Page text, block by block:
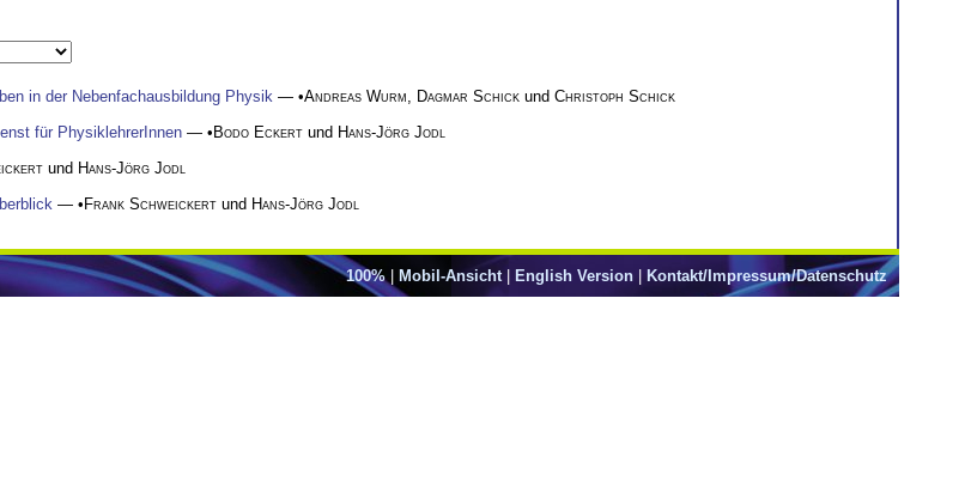
in der Nebenfachausbildung Physik — •Andreas Wurm Dagmar Schick und Christoph Schick
für PhysiklehrerInnen — •Bodo Eckert und Hans-Jörg Jodl
und Hans-Jörg Jodl
— •Frank Schweickert und Hans-Jörg Jodl
100%| Mobil-Ansicht | English Version | Kontakt/Impressum/Datenschutz